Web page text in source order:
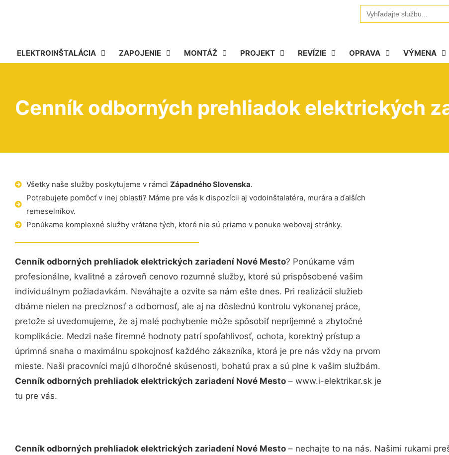
Search
for:
ELEKTROINŠTALÁCIA ZAPOJENIE MONTÁŽ PROJEKT REVÍZIE OPRAVA VÝMENA
Cenník odborných prehliadok elektrických
Všetky naše služby poskytujeme v rámci Západného Slovenska.
Potrebujete pomôcť v inej oblasti? Máme pre vás k dispozícii aj vodoinštalatéra, murára a ďalších
remeselníkov.
Ponúkame komplexné služby vrátane tých, ktoré nie sú priamo v ponuke webovej stránky.
Cenník odborných prehliadok elektrických zariadení Nové Mesto? Ponúkame vám
profesionálne, kvalitné a zároveň cenovo rozumné služby, ktoré sú prispôsobené vašim
individuálnym požiadavkám. Neváhajte a ozvite sa nám ešte dnes. Pri realizácií služieb
dbáme nielen na precíznosť a odbornosť, ale aj na dôslednú kontrolu vykonanej práce,
pretože si uvedomujeme, že aj malé pochybenie môže spôsobiť nepríjemné a zbytočné
komplikácie. Medzi naše firemné hodnoty patrí spoľahlivosť, ochota, korektný prístup a
úprimná snaha o maximálnu spokojnosť každého zákazníka, ktorá je pre nás vždy na prvom
mieste. Naši pracovníci majú dlhoročné skúsenosti, bohatú prax a sú plne k vašim službám.
Cenník odborných prehliadok elektrických zariadení Nové Mesto – www.i-elektrikar.sk je
tu pre vás.
Cenník odborných prehliadok elektrických zariadení Nové Mesto – nechajte to na nás. Našimi rukami